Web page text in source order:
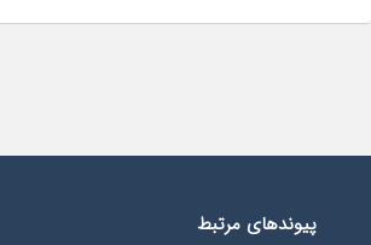
پیوندهای مرتبط